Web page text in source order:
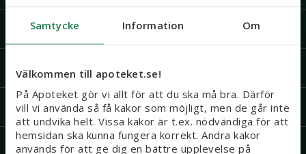
Samtycke Information Om
Välkommen till apoteket.se!
På Apoteket gör vi allt för att du ska må bra. Därför
vill vi använda så få kakor som möjligt, men de går inte
att undvika helt. Vissa kakor är t.ex. nödvändiga för att
hemsidan ska kunna fungera korrekt. Andra kakor
används för att ge dig en bättre upplevelse på
Support
Recept och läkemedel
Om Apoteket
Mer från Apoteket